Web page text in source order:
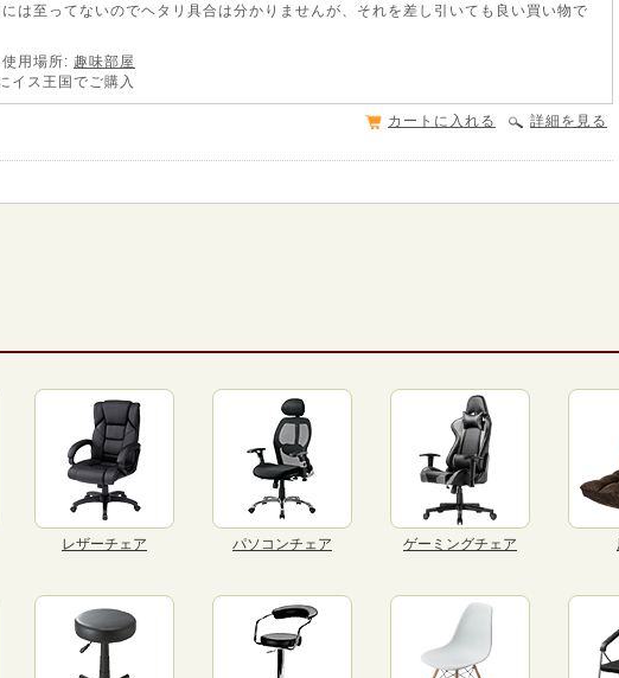
は至ってないのでヘタリ具合は分かりませんが、それを差し引いても良い買い物で
用場所: 趣味部屋
イス王国でご購入
詳細を見る
カートに入れる
レザーチェア パソコンチェア ゲーミングチェア